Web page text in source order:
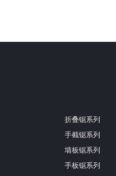
折叠锯系列
手截锯系列
墙板锯系列
手板锯系列